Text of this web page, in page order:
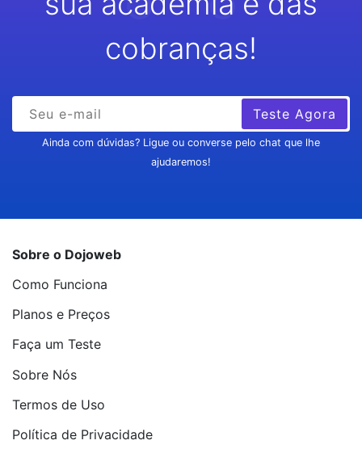
cobranças!
Teste Agora
Ainda com dúvidas? Ligue ou converse pelo chat que lhe
ajudaremos!
Sobre o Dojoweb
Como Funciona
Planos e Preços
Faça um Teste
Sobre Nós
Termos de Uso
Política de Privacidade